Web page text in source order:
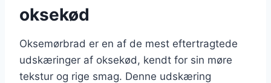
oksekød
Oksemørbrad er en af de mest eftertragtede
udskæringer af oksekød, kendt for sin møre
tekstur og rige smag. Denne udskæring